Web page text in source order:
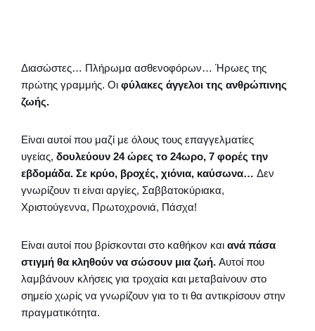
Διασώστες… Πλήρωμα ασθενοφόρων… Ήρωες της
πρώτης γραμμής. Οι φύλακες άγγελοι της ανθρώπινης
ζωής.
Είναι αυτοί που μαζί με όλους τους επαγγελματίες
υγείας, δουλεύουν 24 ώρες το 24ωρο, 7 φορές την
εβδομάδα. Σε κρύο, βροχές, χιόνια, καύσωνα… Δεν
γνωρίζουν τι είναι αργίες, Σαββατοκύριακα,
Χριστούγεννα, Πρωτοχρονιά, Πάσχα!
Είναι αυτοί που βρίσκονται στο καθήκον και ανά πάσα
στιγμή θα κληθούν να σώσουν μια ζωή. Αυτοί που
λαμβάνουν κλήσεις για τροχαία και μεταβαίνουν στο
σημείο χωρίς να γνωρίζουν για το τι θα αντικρίσουν στην
πραγματικότητα.